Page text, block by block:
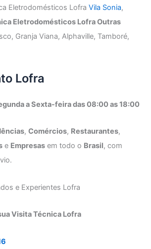
Eletrodomésticos LofraVila Sonia,
Eletrodomésticos Lofra Outras
Granja Viana, Alphaville, Tamboré,
Lofra
a Sexta-feira das 08:00 as 18:00
,Comércios, Restaurantes,
e Empresas em todo o Brasil, com
e Experientes Lofra
Visita Técnica Lofra